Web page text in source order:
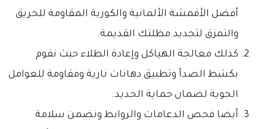
أفضل الأقمشة الألمانية والكورية المقاومة للحريق
والتمزق لتجديد مظلتك القديمة.
​كذلك معالجة الهياكل وإعادة الطلاء حيث نقوم
بكشط الصدأ وتطبيق دهانات نارية ومقاومة للعوامل
الجوية لضمان حماية الحديد.
​أيضا فحص الدعامات والروابط ونضمن سلامة